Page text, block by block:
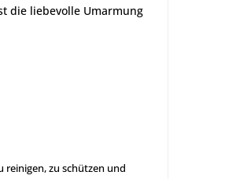
die liebevolle Umarmung
zu schützen und